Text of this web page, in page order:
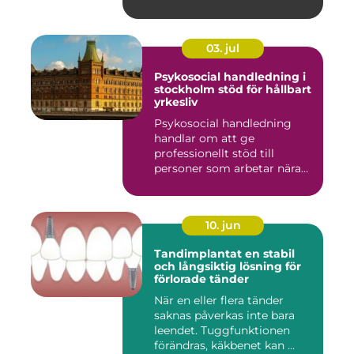
03. jul
Psykosocial handledning i
stockholm stöd för hållbart
yrkesliv
Psykosocial handledning
handlar om att ge
professionellt stöd till
personer som arbetar nära
10. jun
Tandimplantat en stabil
och långsiktig lösning för
förlorade tänder
När en eller flera tänder
saknas påverkas inte bara
leendet. Tuggfunktionen
förändras, käkbenet kan ...